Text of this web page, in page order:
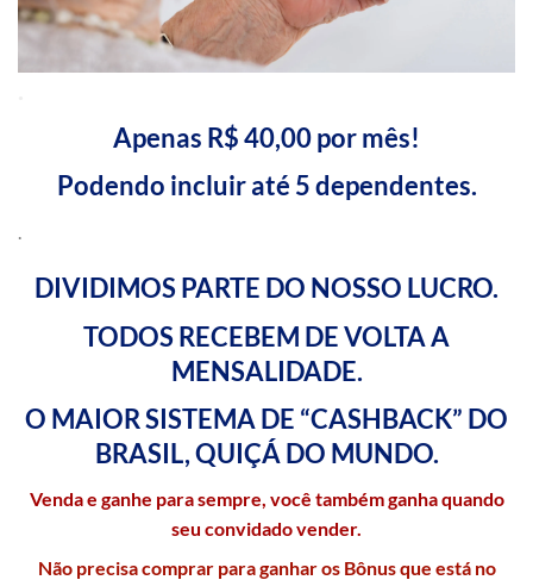
Apenas R$ 40,00 por mês!
Podendo incluir até 5 dependentes.
DIVIDIMOS PARTE DO NOSSO LUCRO.
TODOS RECEBEM DE VOLTA A
MENSALIDADE.
O MAIOR SISTEMA DE “CASHBACK” DO
BRASIL, QUIÇÁ DO MUNDO.
Venda e ganhe para sempre, você também ganha quando
seu convidado vender.
Não precisa comprar para ganhar os Bônus que está no